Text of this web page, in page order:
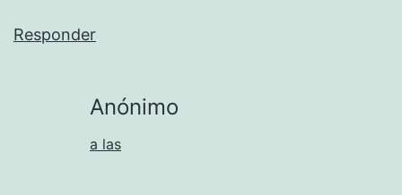
Responder
Anónimo
a las